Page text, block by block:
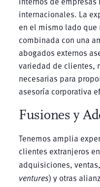
internacionales. La
en el mismo lado
combinada con una
abogados externos
variedad de clientes,
necesarias para
asesoría corporativa
Fusiones y
Tenemos amplia
clientes extranjeros
adquisiciones,
ventures) y otras